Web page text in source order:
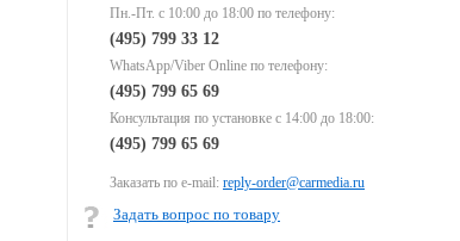
Пн.-Пт. с 10:00 до 18:00 по телефону:
(495) 799 33 12
WhatsApp/Viber Online по телефону:
(495) 799 65 69
Консультация по установке с 14:00 до 18:00:
(495) 799 65 69
Заказать по e-mail: reply-order@carmedia.ru
Задать вопрос по товару